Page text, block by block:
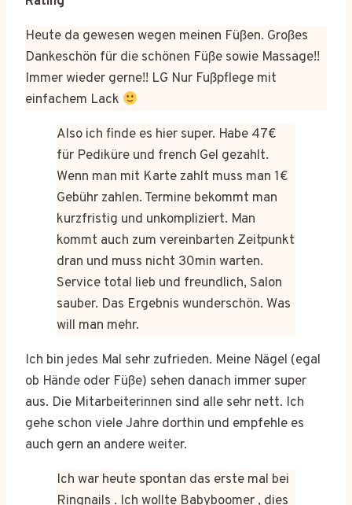
Heute da gewesen wegen meinen Füßen. Großes
Dankeschön für die schönen Füße sowie Massage!!
Immer wieder gerne!! LG Nur Fußpflege mit
einfachem Lack
Also ich finde es hier super. Habe 47€
für Pediküre und french Gel gezahlt.
Wenn man mit Karte zahlt muss man 1€
Gebühr zahlen. Termine bekommt man
kurzfristig und unkompliziert. Man
kommt auch zum vereinbarten Zeitpunkt
dran und muss nicht 30min warten.
Service total lieb und freundlich, Salon
sauber. Das Ergebnis wunderschön. Was
will man mehr.
Ich bin jedes Mal sehr zufrieden. Meine Nägel (egal
ob Hände oder Füße) sehen danach immer super
aus. Die Mitarbeiterinnen sind alle sehr nett. Ich
gehe schon viele Jahre dorthin und empfehle es
auch gern an andere weiter.
Ich war heute spontan das erste mal bei
Ringnails . Ich wollte Babyboomer , dies